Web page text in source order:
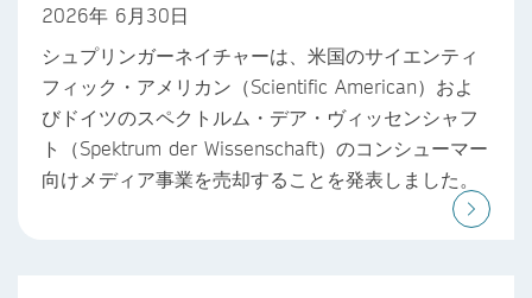
2026年 6月30日
シュプリンガーネイチャーは、米国のサイエンティ
フィック・アメリカン（Scientific American）およ
びドイツのスペクトルム・デア・ヴィッセンシャフ
ト（Spektrum der Wissenschaft）のコンシューマー
向けメディア事業を売却することを発表しました。